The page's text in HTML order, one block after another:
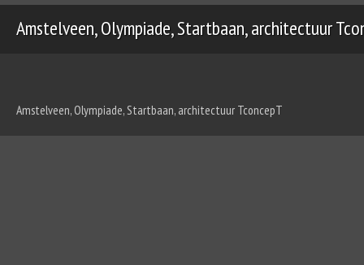
Amstelveen, Olympiade, Startbaan, architectuur
Amstelveen, Olympiade, Startbaan, architectuur TconcepT